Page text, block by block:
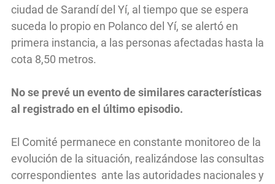
ciudad de Sarandí del Yí, al tiempo que se espera
suceda lo propio en Polanco del Yí, se alertó en
primera instancia, a las personas afectadas hasta la
cota 8,50 metros.
No se prevé un evento de similares características
al registrado en el último episodio.
El Comité permanece en constante monitoreo de la
evolución de la situación, realizándose las consultas
correspondientes ante las autoridades nacionales y